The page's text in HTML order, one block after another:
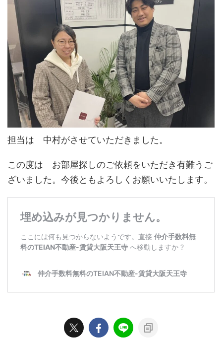
担当は 中村がさせていただきました。
この度は お部屋探しのご依頼をいただき有難うご
ざいました。今後ともよろしくお願いいたします。